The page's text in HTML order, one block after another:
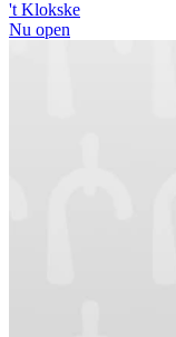
't Klokske
Nu open